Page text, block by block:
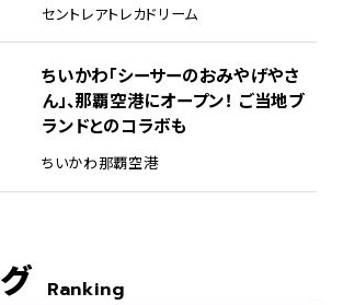
セントレアトレカドリーム
ちいかわ「シーサーのおみやげやさ
ん」、那覇空港にオープン！ ご当地ブ
ランドとのコラボも
ちいかわ那覇空港
Ranking